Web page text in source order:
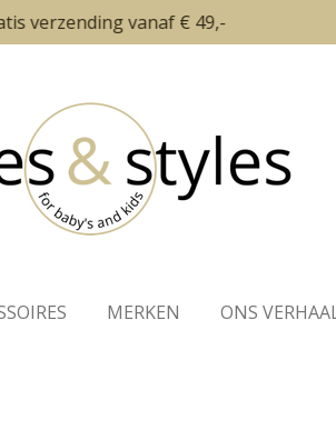
verzending vanaf € 49,-
MERKEN ONS